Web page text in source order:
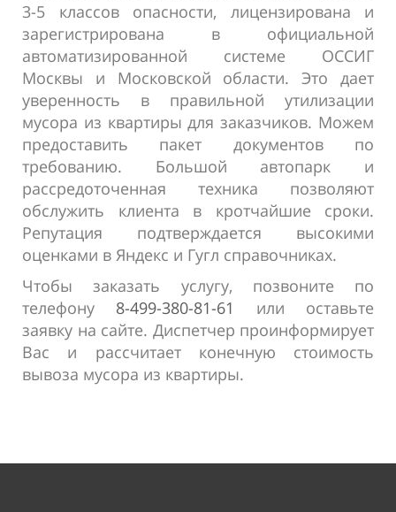
3-5 классов опасности, лицензирована и
зарегистрирована в официальной
автоматизированной системе ОССИГ
Москвы и Московской области. Это дает
уверенность в правильной утилизации
мусора из квартиры для заказчиков. Можем
предоставить пакет документов по
требованию. Большой автопарк и
рассредоточенная техника позволяют
обслужить клиента в кротчайшие сроки.
Репутация подтверждается высокими
оценками в Яндекс и Гугл справочниках.
Чтобы заказать услугу, позвоните по
телефону 8-499-380-81-61
или оставьте
заявку на сайте. Диспетчер проинформирует
Вас и рассчитает конечную стоимость
вывоза мусора из квартиры.